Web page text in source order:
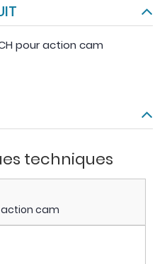
pour action cam
techniques
cam